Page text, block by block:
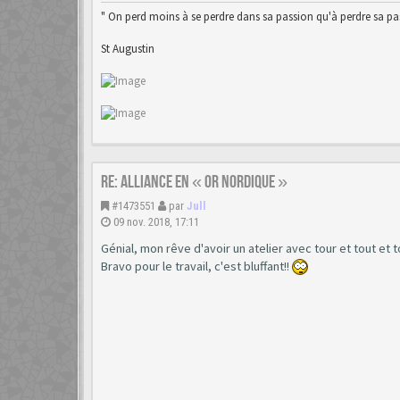
" On perd moins à se perdre dans sa passion qu'à perdre sa
St Augustin
Re: Alliance en « or nordique »
#1473551 par Jull
09 nov. 2018, 17:11
Génial, mon rêve d'avoir un atelier avec tour et tout et
Bravo pour le travail, c'est bluffant!!